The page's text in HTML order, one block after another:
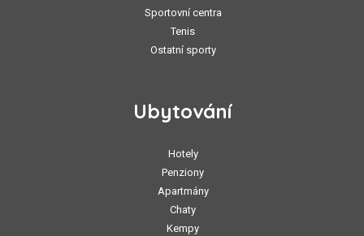
Sportovní centra
Tenis
Ostatní sporty
Ubytování
Hotely
Penziony
Apartmány
Chaty
Kempy